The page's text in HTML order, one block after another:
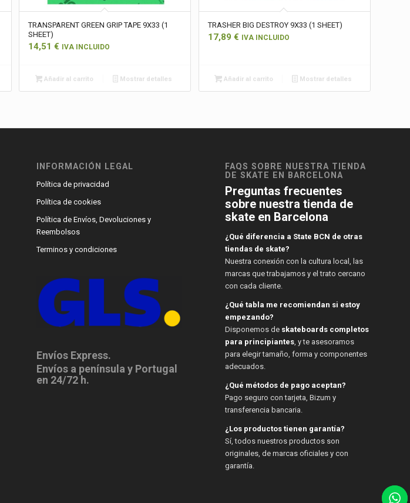
TRANSPARENT GREEN GRIP TAPE 9X33 (1
SHEET)
14,51€ IVA INCLUIDO
Añadir al carrito Mostrar detalles
TRASHER BIG DESTROY 9X33 (1 SHEET)
17,89 € IVA INCLUIDO
Añadir al carrito Mostrar detalles
INFORMACIÓN LEGAL
Política de privacidad
Política de cookies
Política de Envíos, Devoluciones y
Reembolsos
Terminos y condiciones
Envíos Express.
Envíos a península y Portugal
en 24/72 h.
FAQS SOBRE NUESTRA TIENDA
DE SKATE EN BARCELONA
Preguntas frecuentes
sobre nuestra tienda de
skate en Barcelona
¿Qué diferencia a State BCN de otras
tiendas de skate?
Nuestra conexión con la cultura local, las
marcas que trabajamos y el trato cercano
con cada cliente.
¿Qué tabla me recomiendan si estoy
empezando?
Disponemos de skateboards completos
para principiantes, y te asesoramos
para elegir tamaño, forma y componentes
adecuados.
¿Qué métodos de pago aceptan?
Pago seguro con tarjeta, Bizum y
transferencia bancaria.
¿Los productos tienen garantía?
Sí, todos nuestros productos son
originales, de marcas oficiales y con
garantía.